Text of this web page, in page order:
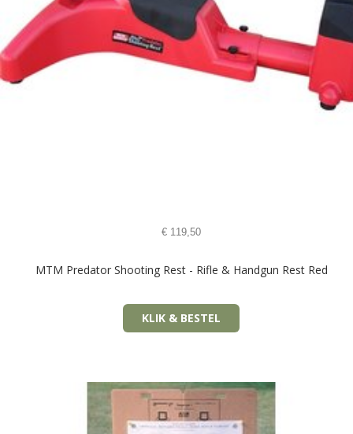
€ 119,50
MTM Predator Shooting Rest - Rifle & Handgun Rest Red
KLIK & BESTEL